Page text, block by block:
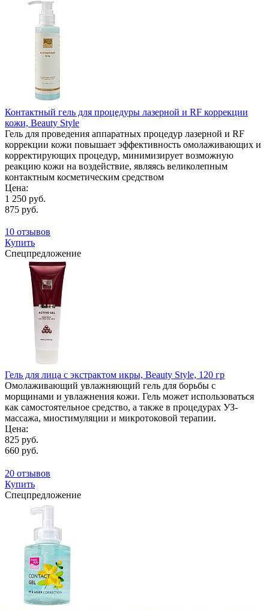
Контактный гель для процедуры лазерной и RF коррекции
кожи, Beauty Style
Гель для проведения аппаратных процедур лазерной и RF
коррекции кожи повышает эффективность омолаживающих и
корректирующих процедур, минимизирует возможную
реакцию кожи на воздействие, являясь великолепным
контактным косметическим средством
Цена:
1 250 руб.
875 руб.
10 отзывов
Купить
Спецпредложение
Гель для лица с экстрактом икры, Beauty Style, 120 гр
Омолаживающий увлажняющий гель для борьбы с
морщинами и увлажнения кожи. Гель может использоваться
как самостоятельное средство, а также в процедурах УЗ-
массажа, миостимуляции и микротоковой терапии.
Цена:
825 руб.
660 руб.
20 отзывов
Купить
Спецпредложение